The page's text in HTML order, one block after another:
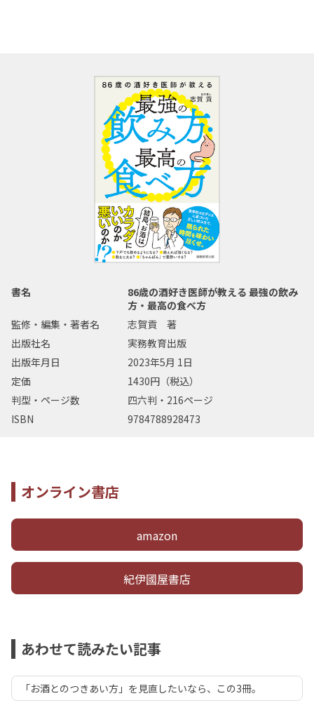
書名
86歳の酒好き医師が教える 最強の飲み
方・最高の食べ方
監修・編集・著者名
志賀貢 著
出版社名
実務教育出版
出版年月日
2023年5月 1日
定価
1430円（税込）
判型・ページ数
四六判・216ページ
ISBN
9784788928473
オンライン書店
amazon
紀伊國屋書店
あわせて読みたい記事
「お酒とのつきあい方」を見直したいなら、この3冊。